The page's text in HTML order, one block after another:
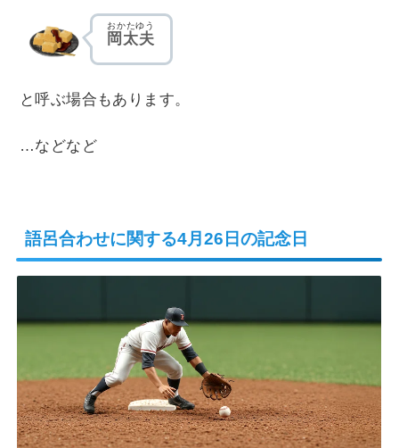
岡太夫
おかたゆう
と呼ぶ場合もあります。
…などなど
語呂合わせに関する4月26日の記念日